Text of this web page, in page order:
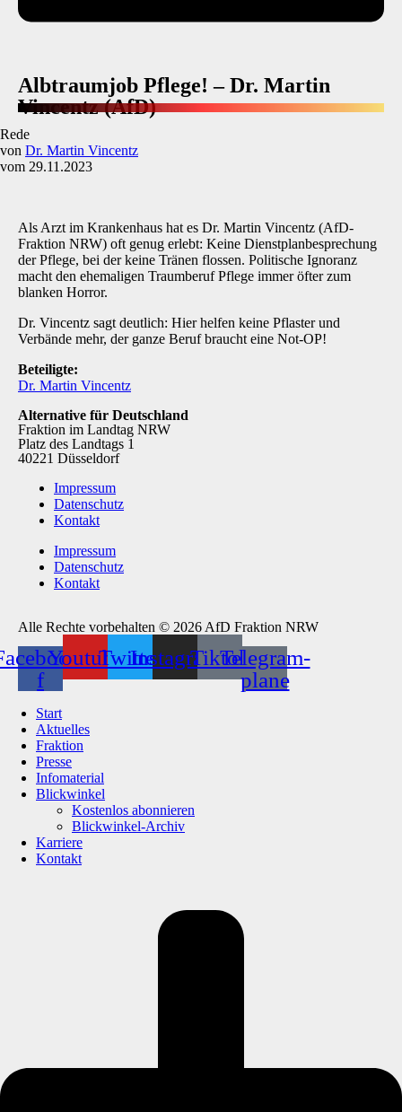
Albtraumjob Pflege! – Dr. Martin
Vincentz (AfD)
Rede
von Dr. Martin Vincentz
vom 29.11.2023
Als Arzt im Krankenhaus hat es Dr. Martin Vincentz (AfD-
Fraktion NRW) oft genug erlebt: Keine Dienstplanbesprechung
der Pflege, bei der keine Tränen flossen. Politische Ignoranz
macht den ehemaligen Traumberuf Pflege immer öfter zum
blanken Horror.
Dr. Vincentz sagt deutlich: Hier helfen keine Pflaster und
Verbände mehr, der ganze Beruf braucht eine Not-OP!
Beteiligte:
Dr. Martin Vincentz
Alternative für Deutschland
Fraktion im Landtag NRW
Platz des Landtags 1
40221 Düsseldorf
Impressum
Datenschutz
Kontakt
Impressum
Datenschutz
Kontakt
Alle Rechte vorbehalten © 2026 AfD Fraktion NRW
f
YoutubeTwitterInstagramTiktokTelegram-
plane
Start
Aktuelles
Fraktion
Presse
Infomaterial
Blickwinkel
Kostenlos abonnieren
Blickwinkel-Archiv
Karriere
Kontakt